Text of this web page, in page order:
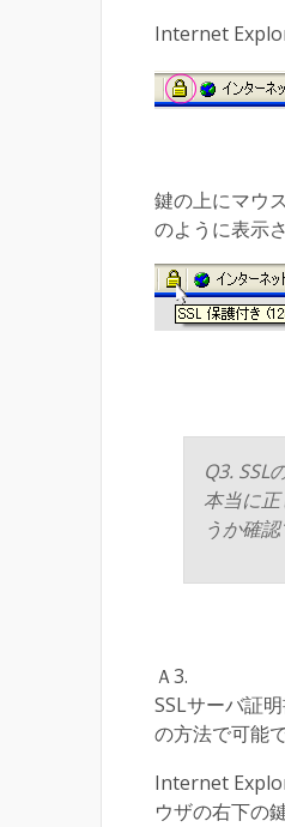
Internet
鍵の上にマウ
のように表示
Q3. SSL
本当に
うか確
Ａ3.
SSLサーバ証
の方法で可能で
Internet
ウザの右下の